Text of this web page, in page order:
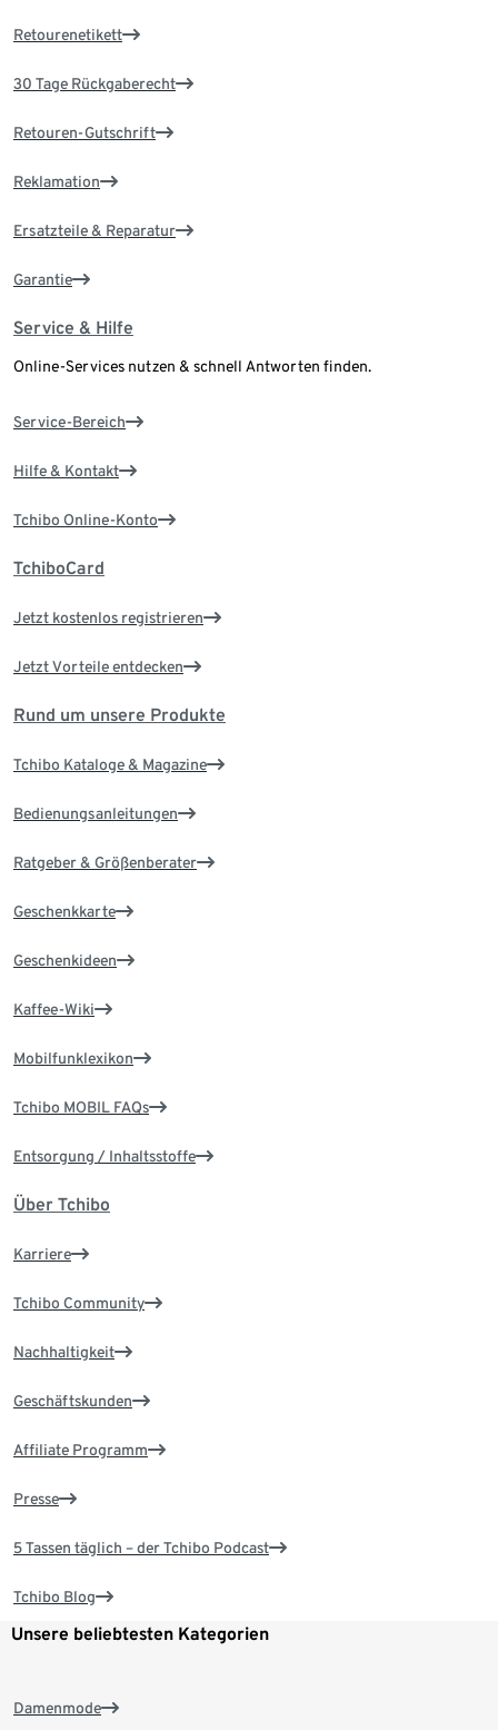
Retourenetikett
30 Tage Rückgaberecht
Retouren-Gutschrift
Reklamation
Ersatzteile & Reparatur
Garantie
Service & Hilfe
Online-Services nutzen & schnell Antworten finden.
Service-Bereich
Hilfe & Kontakt
Tchibo Online-Konto
TchiboCard
Jetzt kostenlos registrieren
Jetzt Vorteile entdecken
Rund um unsere Produkte
Tchibo Kataloge & Magazine
Bedienungsanleitungen
Ratgeber & Größenberater
Geschenkkarte
Geschenkideen
Kaffee-Wiki
Mobilfunklexikon
Tchibo MOBIL FAQs
Entsorgung / Inhaltsstoffe
Über Tchibo
Karriere
Tchibo Community
Nachhaltigkeit
Geschäftskunden
Affiliate Programm
Presse
5 Tassen täglich – der Tchibo Podcast
Tchibo Blog
Unsere beliebtesten Kategorien
Damenmode